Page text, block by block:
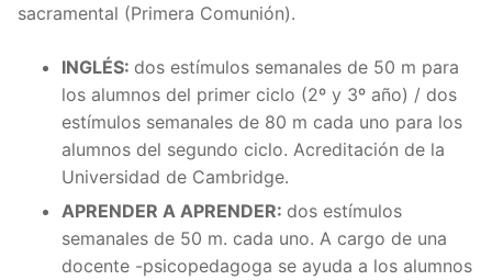
sacramental (Primera Comunión).
INGLÉS: dos estímulos semanales de 50 m para
los alumnos del primer ciclo (2º y 3º año) / dos
estímulos semanales de 80 m cada uno para los
alumnos del segundo ciclo. Acreditación de la
Universidad de Cambridge.
APRENDER A APRENDER: dos estímulos
semanales de 50 m. cada uno. A cargo de una
docente -psicopedagoga se ayuda a los alumnos